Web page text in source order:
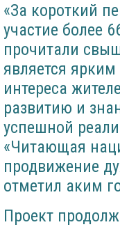
«За короткий
участие более
прочитали
является
интереса
развитию и
успешной
«Читающая
продвижение
отметил аким
Проект